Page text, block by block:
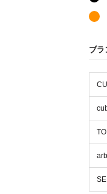
ブラ